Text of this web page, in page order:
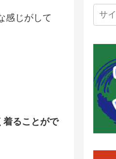
感じがして
着ることがで